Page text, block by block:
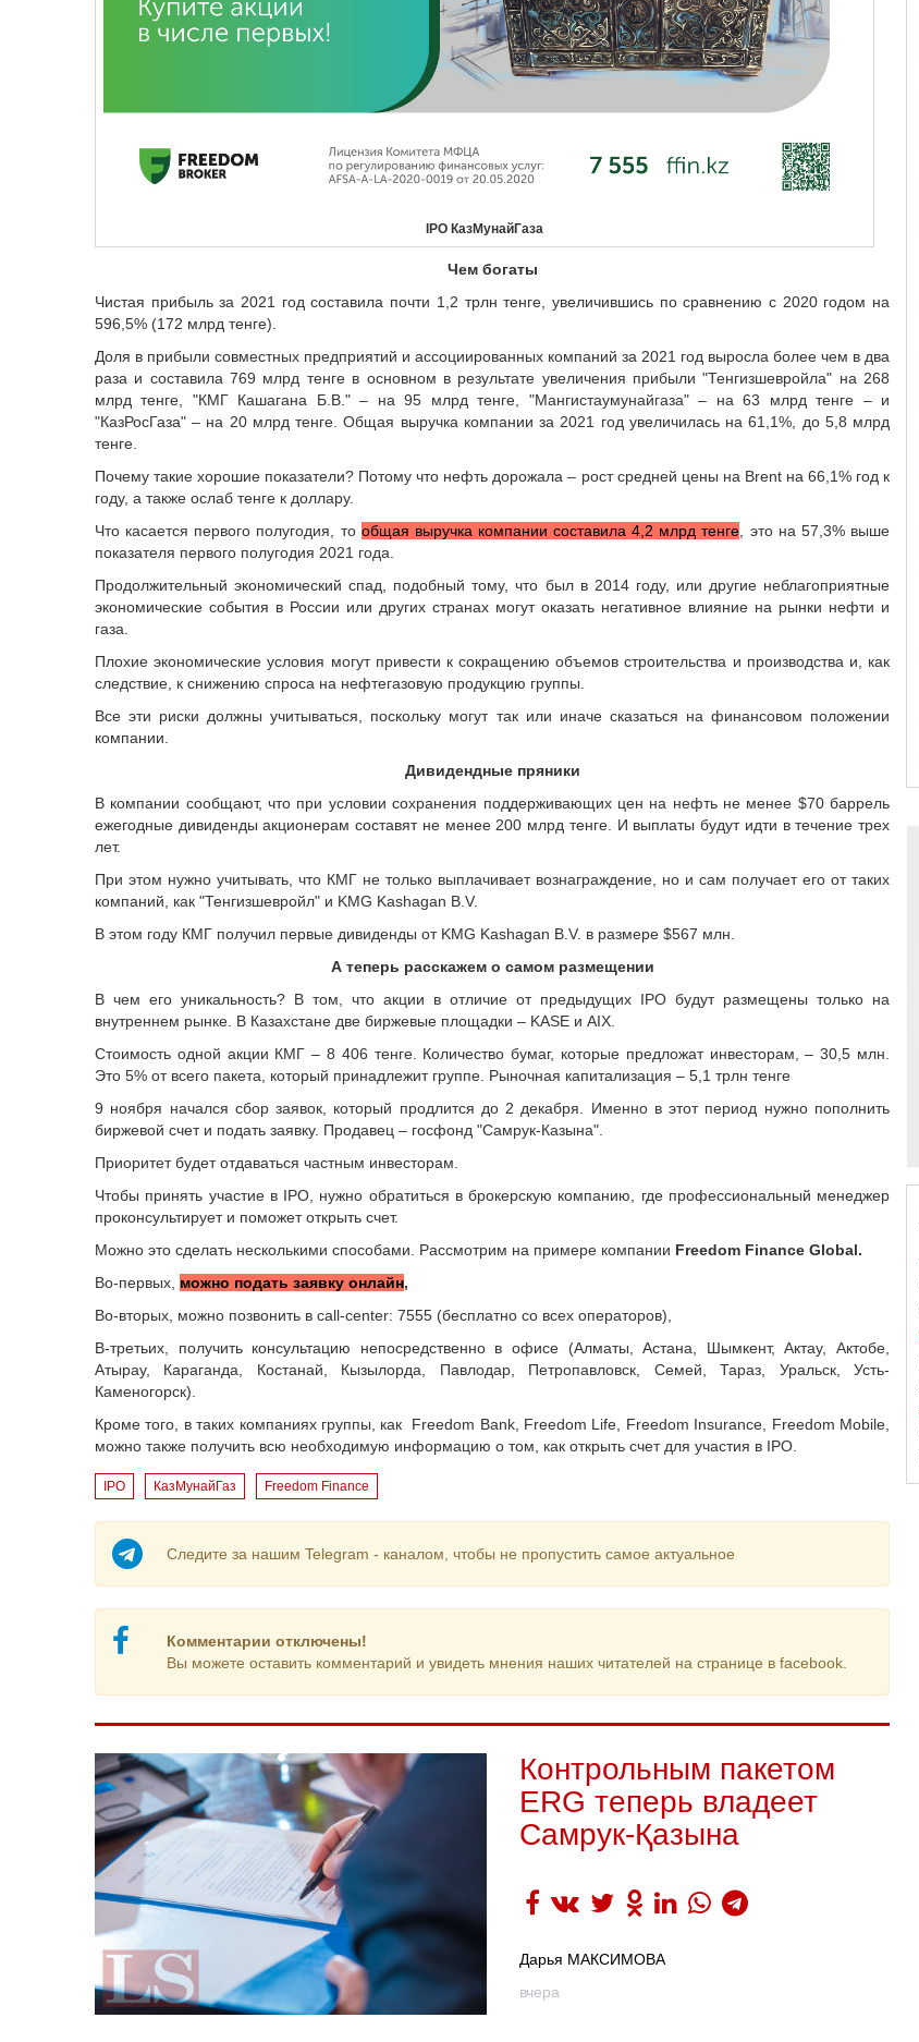
IPO КазМунайГаза
Чем богаты
Чистая прибыль за 2021 год составила почти 1,2 трлн тенге, увеличившись по сравнению с 2020 годом на
596,5% (172 млрд тенге).
Доля в прибыли совместных предприятий и ассоциированных компаний за 2021 год выросла более чем в два
раза и составила 769 млрд тенге в основном в результате увеличения прибыли "Тенгизшевройла" на 268
млрд тенге, "КМГ Кашагана Б.В." – на 95 млрд тенге, "Мангистаумунайгаза" – на 63 млрд тенге – и
"КазРосГаза" – на 20 млрд тенге. Общая выручка компании за 2021 год увеличилась на 61,1%, до 5,8 млрд
тенге.
Почему такие хорошие показатели? Потому что нефть дорожала – рост средней цены на Brent на 66,1% год к
году, а также ослаб тенге к доллару.
Что касается первого полугодия, то общая выручка компании составила 4,2 млрд тенге , это на 57,3% выше
показателя первого полугодия 2021 года.
Продолжительный экономический спад, подобный тому, что был в 2014 году, или другие неблагоприятные
экономические события в России или других странах могут оказать негативное влияние на рынки нефти и
газа.
Плохие экономические условия могут привести к сокращению объемов строительства и производства и, как
следствие, к снижению спроса на нефтегазовую продукцию группы.
Все эти риски должны учитываться, поскольку могут так или иначе сказаться на финансовом положении
компании.
Дивидендные пряники
В компании сообщают, что при условии сохранения поддерживающих цен на нефть не менее $70 баррель
ежегодные дивиденды акционерам составят не менее 200 млрд тенге. И выплаты будут идти в течение трех
лет.
При этом нужно учитывать, что КМГ не только выплачивает вознаграждение, но и сам получает его от таких
компаний, как "Тенгизшевройл" и KMG Kashagan B.V.
В этом году КМГ получил первые дивиденды от KMG Kashagan B.V. в размере $567 млн.
А теперь расскажем о самом размещении
В чем его уникальность? В том, что акции в отличие от предыдущих IPO будут размещены только на
внутреннем рынке. В Казахстане две биржевые площадки – KASE и AIX.
Стоимость одной акции КМГ – 8 406 тенге. Количество бумаг, которые предложат инвесторам, – 30,5 млн.
Это 5% от всего пакета, который принадлежит группе. Рыночная капитализация – 5,1 трлн тенге
9 ноября начался сбор заявок, который продлится до 2 декабря. Именно в этот период нужно пополнить
биржевой счет и подать заявку. Продавец – госфонд "Самрук-Казына".
Приоритет будет отдаваться частным инвесторам.
Чтобы принять участие в IPO, нужно обратиться в брокерскую компанию, где профессиональный менеджер
проконсультирует и поможет открыть счет.
Можно это сделать несколькими способами. Рассмотрим на примере компании Freedom Finance Global.
Во-первых, можно подать заявку онлайн,
Во-вторых, можно позвонить в call-center: 7555 (бесплатно со всех операторов),
В-третьих, получить консультацию непосредственно в офисе (Алматы, Астана, Шымкент, Актау, Актобе,
Атырау, Караганда, Костанай, Кызылорда, Павлодар, Петропавловск, Семей, Тараз, Уральск, Усть-
Каменогорск).
Кроме того, в таких компаниях группы, как Freedom Bank, Freedom Life, Freedom Insurance, Freedom Mobile,
можно также получить всю необходимую информацию о том, как открыть счет для участия в IPO.
IPO КазМунайГаз Freedom Finance
Следите за нашим Telegram - каналом, чтобы не пропустить самое актуальное
Комментарии отключены!
Вы можете оставить комментарий и увидеть мнения наших читателей на странице в facebook.
Контрольным пакетом
ERG теперь владеет
Самрук-Қазына
Дарья МАКСИМОВА
вчера